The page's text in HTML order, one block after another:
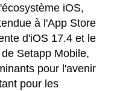
iOS,
à l'App Store
d'iOS 17.4 et le
Setapp Mobile,
pour l'avenir
pour les